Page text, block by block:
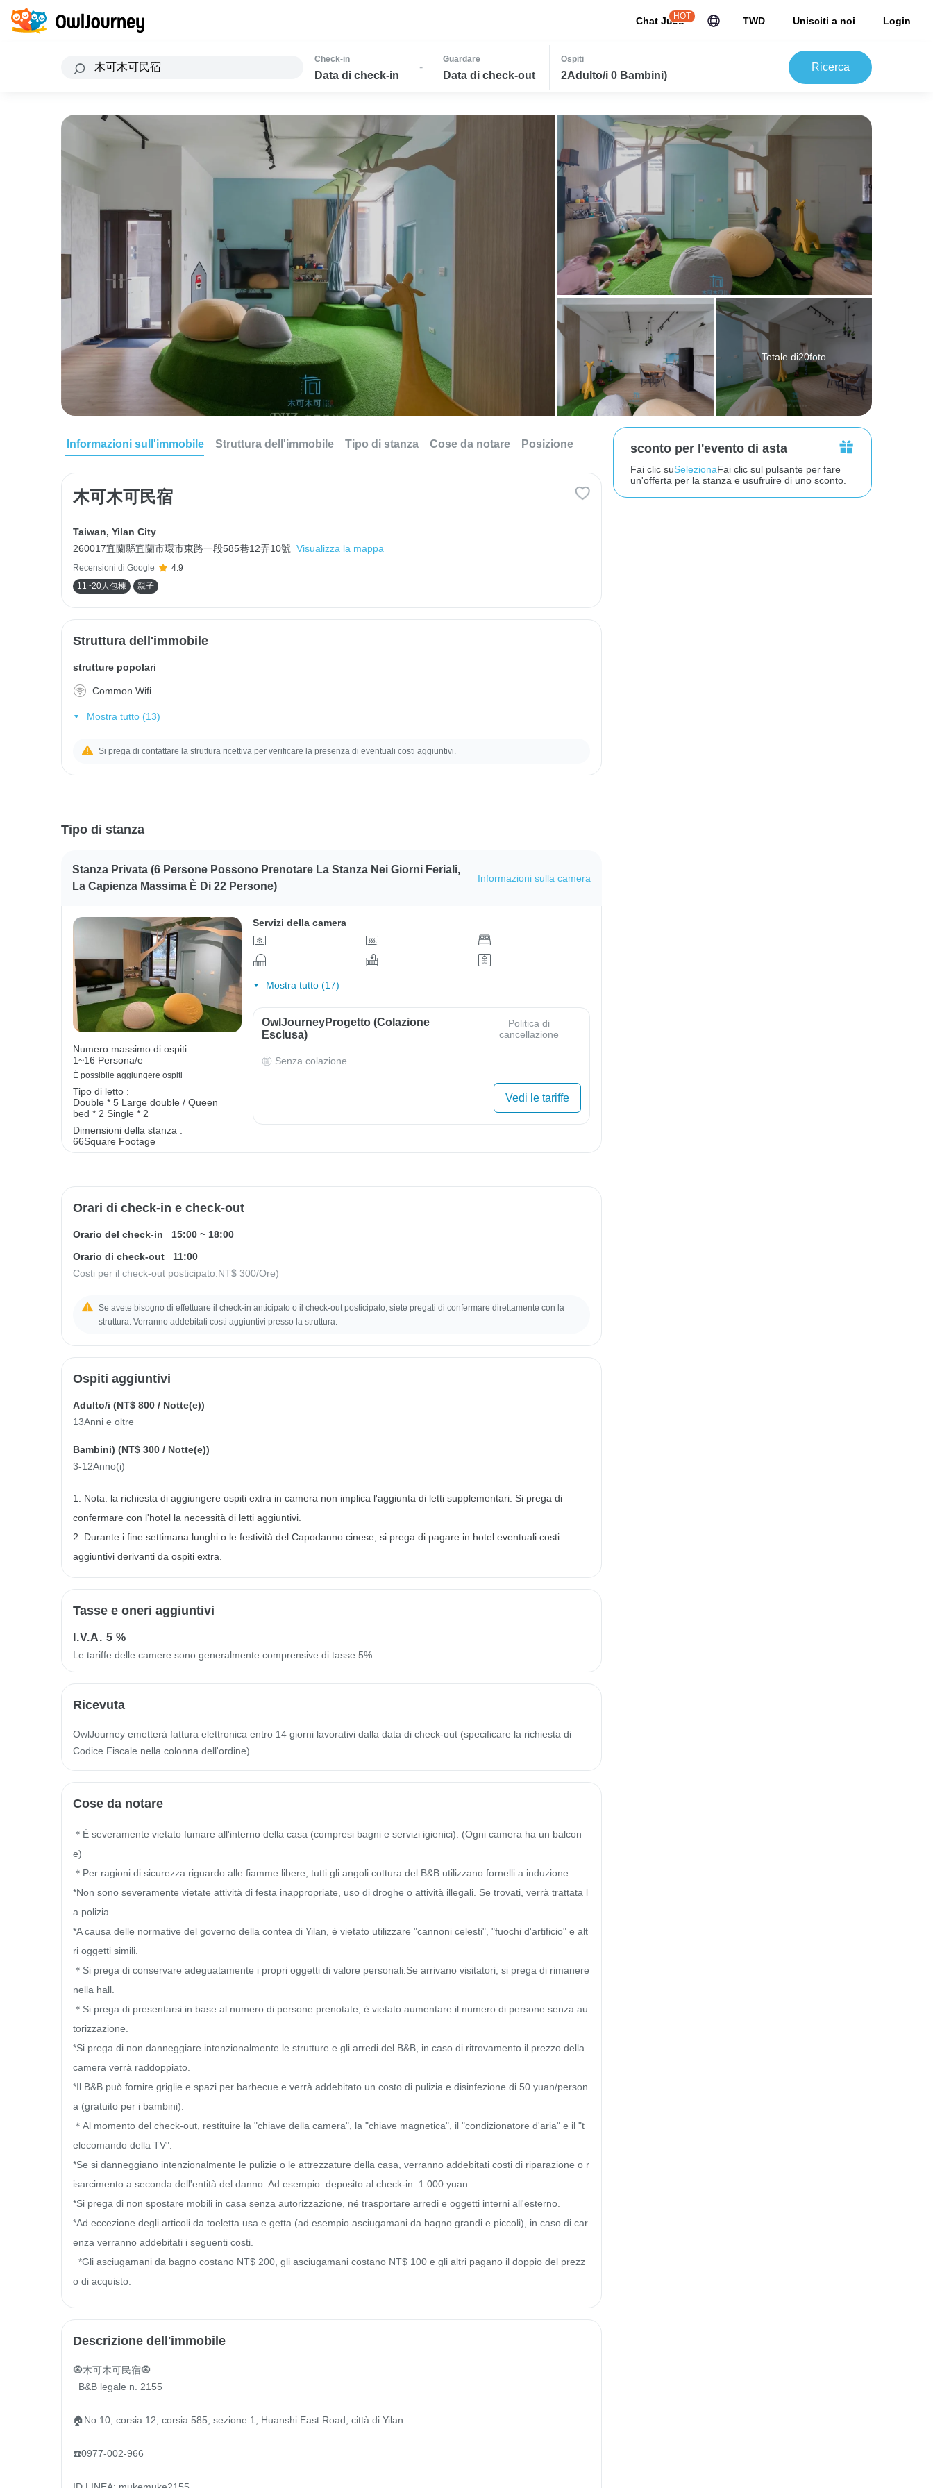
Chat JuJu
HOT TWD Unisciti a noi Login
Check-in
Data di check-in
-
Guardare
Data di check-out
Ospiti
2Adulto/i 0 Bambini)
Ricerca
Totale di20foto
Informazioni sull'immobile Struttura dell'immobile Tipo di stanza Cose da notare Posizione
木可木可民宿
Taiwan, Yilan City
260017宜蘭縣宜蘭市環市東路一段585巷12弄10號 Visualizza la mappa
Recensioni di Google
4.9
11~20人包棟
親子
Struttura dell'immobile
strutture popolari
Common Wifi
Mostra tutto (13)
Si prega di contattare la struttura ricettiva per verificare la presenza di eventuali costi aggiuntivi.
Tipo di stanza
Stanza Privata (6 Persone Possono Prenotare La Stanza Nei Giorni Feriali,
La Capienza Massima È Di 22 Persone)
Informazioni sulla camera
Numero massimo di ospiti :
1~16 Persona/e
È possibile aggiungere ospiti
Tipo di letto :
Double * 5 Large double / Queen
bed * 2 Single * 2
Dimensioni della stanza :
66Square Footage
Servizi della camera
Mostra tutto (17)
OwlJourneyProgetto (colazione
Esclusa)
Politica di
cancellazione
Senza colazione
Vedi le tariffe
Orari di check-in e check-out
Orario del check-in 15:00 ~ 18:00
Orario di check-out
11:00
Costi per il check-out posticipato:NT$ 300/Ore)
Se avete bisogno di effettuare il check-in anticipato o il check-out posticipato, siete pregati di confermare direttamente con la
struttura. Verranno addebitati costi aggiuntivi presso la struttura.
Ospiti aggiuntivi
Adulto/i (NT$ 800 / Notte(e))
13Anni e oltre
Bambini) (NT$ 300 / Notte(e))
3-12Anno(i)
1. Nota: la richiesta di aggiungere ospiti extra in camera non implica l'aggiunta di letti supplementari. Si prega di
confermare con l'hotel la necessità di letti aggiuntivi.
2. Durante i fine settimana lunghi o le festività del Capodanno cinese, si prega di pagare in hotel eventuali costi
aggiuntivi derivanti da ospiti extra.
Tasse e oneri aggiuntivi
I.V.A. 5 %
Le tariffe delle camere sono generalmente comprensive di tasse.5%
Ricevuta
OwlJourney emetterà fattura elettronica entro 14 giorni lavorativi dalla data di check-out (specificare la richiesta di
Codice Fiscale nella colonna dell'ordine).
Cose da notare
＊È severamente vietato fumare all'interno della casa (compresi bagni e servizi igienici). (Ogni camera ha un balcon
e)
＊Per ragioni di sicurezza riguardo alle fiamme libere, tutti gli angoli cottura del B&B utilizzano fornelli a induzione.
*Non sono severamente vietate attività di festa inappropriate, uso di droghe o attività illegali. Se trovati, verrà trattata l
a polizia.
*A causa delle normative del governo della contea di Yilan, è vietato utilizzare "cannoni celesti", "fuochi d'artificio" e alt
ri oggetti simili.
＊Si prega di conservare adeguatamente i propri oggetti di valore personali.Se arrivano visitatori, si prega di rimanere
nella hall.
＊Si prega di presentarsi in base al numero di persone prenotate, è vietato aumentare il numero di persone senza au
torizzazione.
*Si prega di non danneggiare intenzionalmente le strutture e gli arredi del B&B, in caso di ritrovamento il prezzo della
camera verrà raddoppiato.
*Il B&B può fornire griglie e spazi per barbecue e verrà addebitato un costo di pulizia e disinfezione di 50 yuan/person
a (gratuito per i bambini).
＊Al momento del check-out, restituire la "chiave della camera", la "chiave magnetica", il "condizionatore d'aria" e il "t
elecomando della TV".
*Se si danneggiano intenzionalmente le pulizie o le attrezzature della casa, verranno addebitati costi di riparazione o r
isarcimento a seconda dell'entità del danno. Ad esempio: deposito al check-in: 1.000 yuan.
*Si prega di non spostare mobili in casa senza autorizzazione, né trasportare arredi e oggetti interni all'esterno.
*Ad eccezione degli articoli da toeletta usa e getta (ad esempio asciugamani da bagno grandi e piccoli), in caso di car
enza verranno addebitati i seguenti costi.
o di acquisto.
Descrizione dell'immobile
🧿木可木可民宿🧿
🏠No.10, corsia 12, corsia 585, sezione 1, Huanshi East Road, città di Yilan
☎️0977-002-966
sconto per l'evento di asta
Fai clic suSelezionaFai clic sul pulsante per fare
un'offerta per la stanza e usufruire di uno sconto.